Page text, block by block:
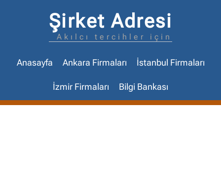
Şirket Adresi
Akılcı tercihler için
Anasayfa Ankara Firmaları İstanbul Firmaları
İzmir Firmaları Bilgi Bankası